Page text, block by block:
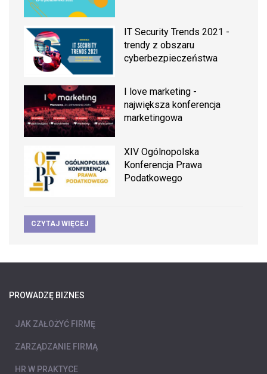
IT Security Trends 2021 -
trendy z obszaru
cyberbezpieczeństwa
I love marketing -
największa konferencja
marketingowa
XIV Ogólnopolska
Konferencja Prawa
Podatkowego
CZYTAJ WIĘCEJ
PROWADZĘ BIZNES
JAK ZAŁOŻYĆ FIRMĘ
ZARZĄDZANIE FIRMĄ
HR W PRAKTYCE